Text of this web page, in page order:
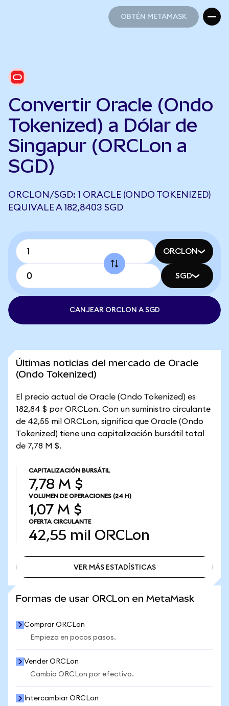
OBTÉN METAMASK
Convertir Oracle (Ondo
Tokenized) a Dólar de
Singapur (ORCLon a
SGD)
ORCLON/SGD: 1 ORACLE (ONDO TOKENIZED)
EQUIVALE A 182,8403 SGD
ORCLON
SGD
CANJEAR ORCLON A SGD
Últimas noticias del mercado de Oracle
(Ondo Tokenized)
El precio actual de Oracle (Ondo Tokenized) es
182,84 $ por ORCLon. Con un suministro circulante
de 42,55 mil ORCLon, significa que Oracle (Ondo
Tokenized) tiene una capitalización bursátil total
de 7,78 M $.
CAPITALIZACIÓN BURSÁTIL
7,78 M $
VOLUMEN DE OPERACIONES (24 H)
1,07 M $
OFERTA CIRCULANTE
42,55 mil ORCLon
VER MÁS ESTADÍSTICAS
Formas de usar ORCLon en MetaMask
Comprar ORCLon
Empieza en pocos pasos.
Vender ORCLon
Cambia ORCLon por efectivo.
Intercambiar ORCLon